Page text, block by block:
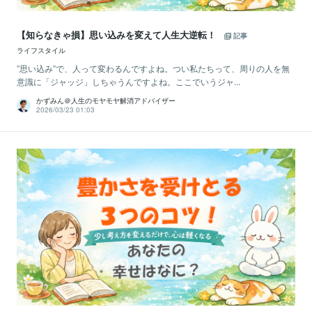
【知らなきゃ損】思い込みを変えて人生大逆転！
記事
ライフスタイル
”思い込み”で、人って変わるんですよね。つい私たちって、周りの人を無
意識に「ジャッジ」しちゃうんですよね。ここでいうジャ...
かずみん＠人生のモヤモヤ解消アドバイザー
2026/03/23 01:03